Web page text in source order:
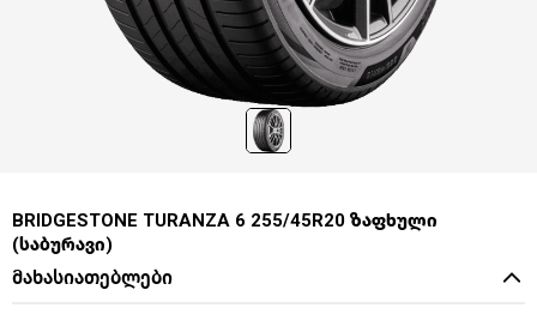
BRIDGESTONE TURANZA 6 255/45R20 ზაფხული
(საბურავი)
მახასიათებლები